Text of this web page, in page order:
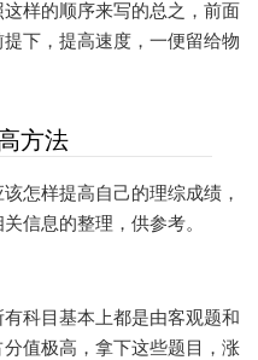
样的顺序来写的总之，前面
下，提高速度，一便留给物
方法
怎样提高自己的理综成绩，
信息的整理，供参考。
科目基本上都是由客观题和
值极高，拿下这些题目，涨